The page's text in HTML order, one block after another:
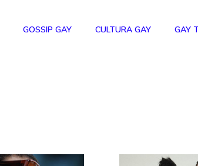
GOSSIP GAY CULTURA GAY GAY